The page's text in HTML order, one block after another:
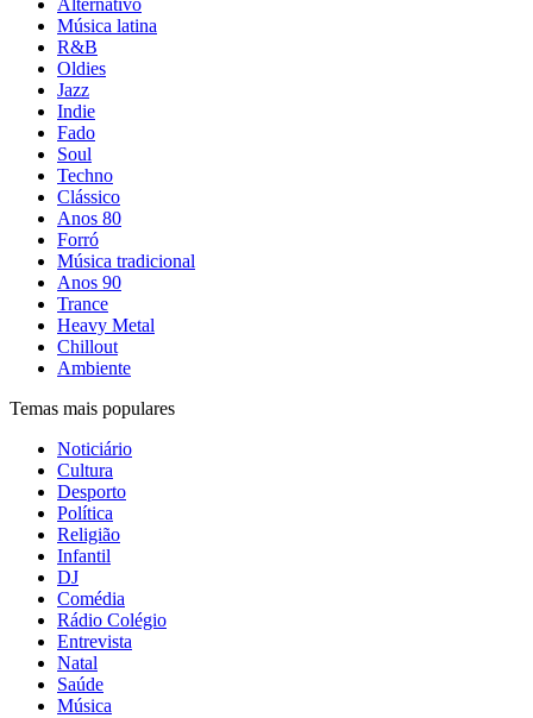
Alternativo
Música latina
R&B
Oldies
Jazz
Indie
Fado
Soul
Techno
Clássico
Anos 80
Forró
Música tradicional
Anos 90
Trance
Heavy Metal
Chillout
Ambiente
Temas mais populares
Noticiário
Cultura
Desporto
Política
Religião
Infantil
DJ
Comédia
Rádio Colégio
Entrevista
Natal
Saúde
Música